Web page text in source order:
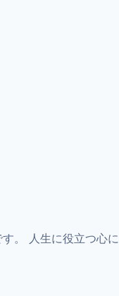
。 人生に役立つ心に